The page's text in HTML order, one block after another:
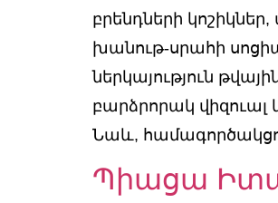
բրենդների
խանութ-սրահի
ներկայություն
բարձրորակ վիզուալ
Նաև,
Պիացա